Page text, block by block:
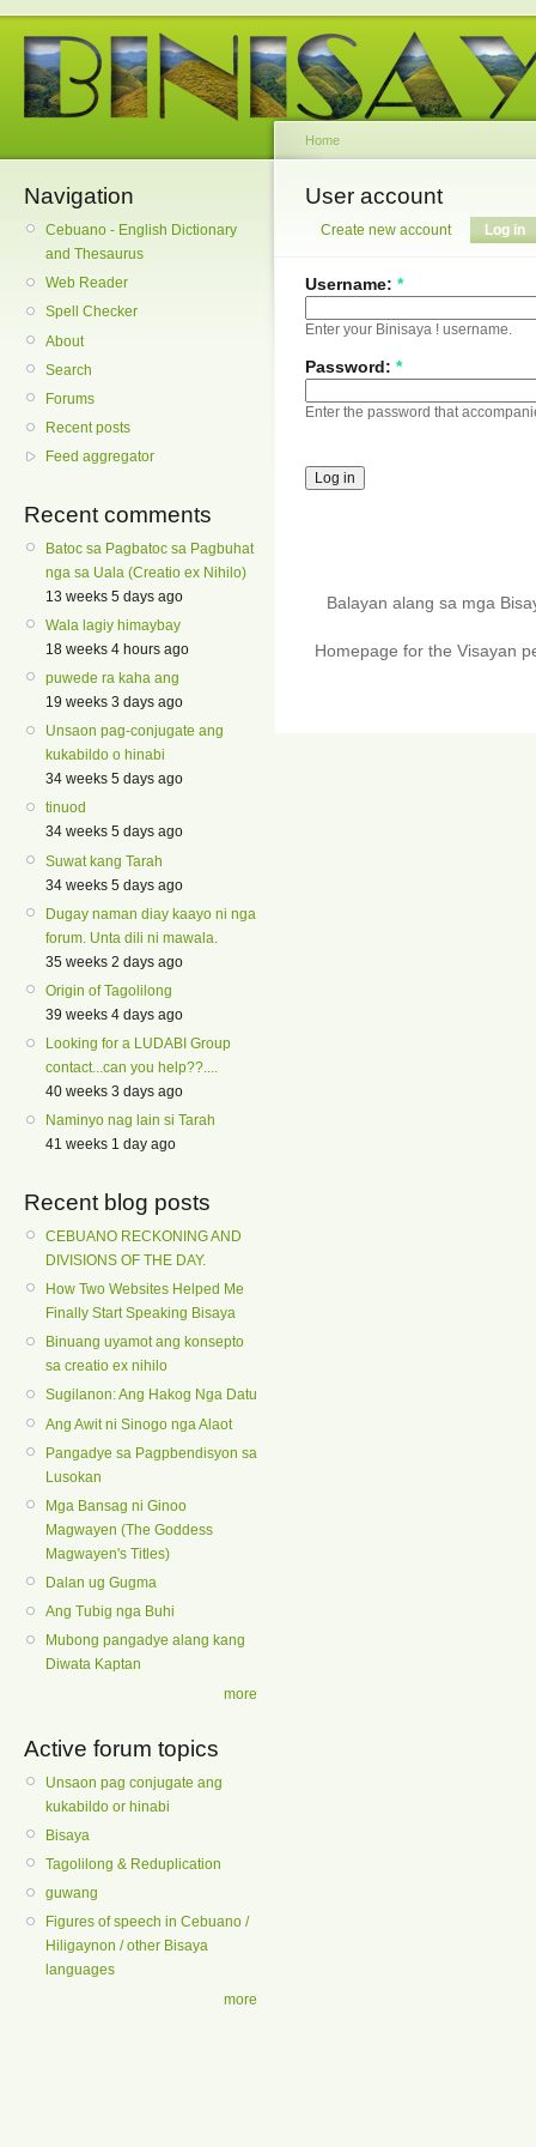
Navigation
Cebuano - English Dictionary
and Thesaurus
Web Reader
Spell Checker
About
Search
Forums
Recent posts
Feed aggregator
Recent comments
Batoc sa Pagbatoc sa Pagbuhat
nga sa Uala (Creatio ex Nihilo)
13 weeks 5 days ago
Wala lagiy himaybay
18 weeks 4 hours ago
puwede ra kaha ang
19 weeks 3 days ago
Unsaon pag-conjugate ang
kukabildo o hinabi
34 weeks 5 days ago
tinuod
34 weeks 5 days ago
Suwat kang Tarah
34 weeks 5 days ago
Dugay naman diay kaayo ni nga
forum. Unta dili ni mawala.
35 weeks 2 days ago
Origin of Tagolilong
39 weeks 4 days ago
Looking for a LUDABI Group
contact...can you help??....
40 weeks 3 days ago
Naminyo nag lain si Tarah
41 weeks 1 day ago
Recent blog posts
CEBUANO RECKONING AND
DIVISIONS OF THE DAY.
How Two Websites Helped Me
Finally Start Speaking Bisaya
Binuang uyamot ang konsepto
sa creatio ex nihilo
Sugilanon: Ang Hakog Nga Datu
Ang Awit ni Sinogo nga Alaot
Pangadye sa Pagpbendisyon sa
Lusokan
Mga Bansag ni Ginoo
Magwayen (The Goddess
Magwayen's Titles)
Dalan ug Gugma
Ang Tubig nga Buhi
Mubong pangadye alang kang
Diwata Kaptan
more
Active forum topics
Unsaon pag conjugate ang
kukabildo or hinabi
Bisaya
Tagolilong & Reduplication
guwang
Figures of speech in Cebuano /
Hiligaynon / other Bisaya
languages
more
Home
User account
Create new account Log in
Username: *
Enter your Binisaya ! username.
Password: *
Enter the password that
Balayan alang sa mga
Homepage for the Visayan